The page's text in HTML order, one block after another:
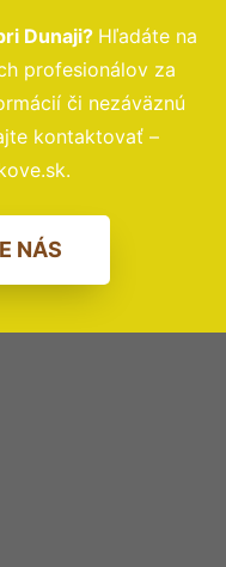
Dunaji? Hľadáte na
profesionálov za
či nezáväznú
kontaktovať –
NÁS